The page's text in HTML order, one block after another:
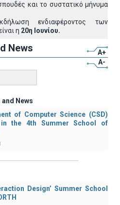
και το συστατικό μήνυμα
ενδιαφέροντος των
η 20η Ιουνίου.
News
A+
A-
News
of Computer Science (CSD)
in the 4th Summer School of
Design’ Summer School